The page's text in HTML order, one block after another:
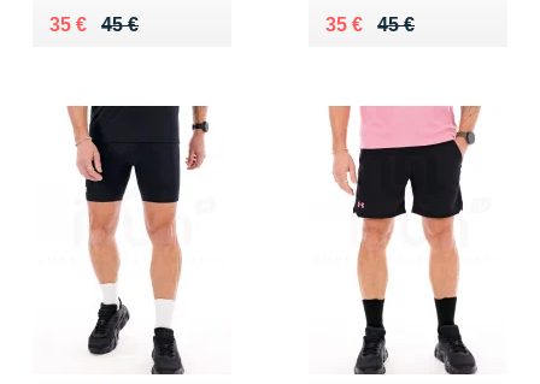
45 €
Au lieu de 45 €
35 €
Vendu 35 € 45 €
Au lieu de 45 €
35 €
Vendu 35 €